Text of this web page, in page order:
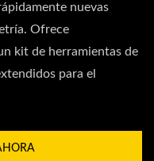
nuevas
Ofrece
kit de herramientas de
para el